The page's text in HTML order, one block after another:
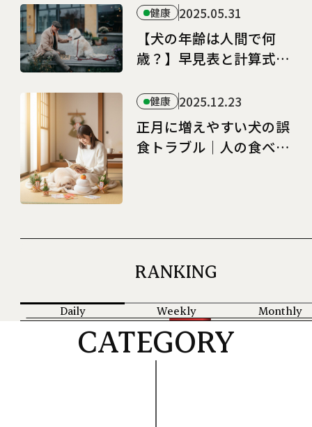
付きまでランキングで紹
介
健康 2025.05.31
【犬の年齢は人間で何
歳？】早見表と計算式で
4つのステージ別ケア
健康 2025.12.23
正月に増えやすい犬の誤
食トラブル｜人の食べ物
RANKING
Daily Weekly Monthly
CATEGORY